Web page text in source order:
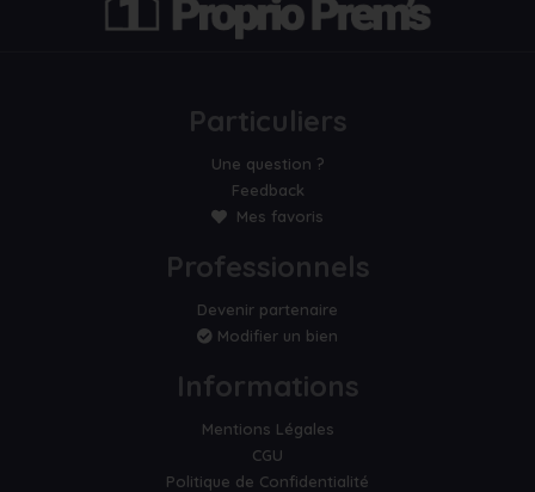
Particuliers
Une question ?
Feedback
Mes favoris
Professionnels
Devenir partenaire
Modifier un bien
Informations
Mentions Légales
CGU
Politique de Confidentialité